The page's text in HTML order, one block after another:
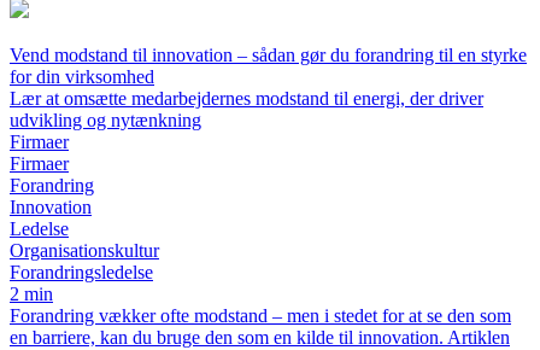
Vend modstand til innovation – sådan gør du forandring til en styrke
for din virksomhed
Lær at omsætte medarbejdernes modstand til energi, der driver
udvikling og nytænkning
Firmaer
Firmaer
Forandring
Innovation
Ledelse
Organisationskultur
Forandringsledelse
2 min
Forandring vækker ofte modstand – men i stedet for at se den som
en barriere, kan du bruge den som en kilde til innovation. Artiklen